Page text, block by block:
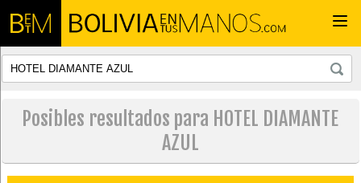
Posibles resultados para HOTEL DIAMANTE
AZUL